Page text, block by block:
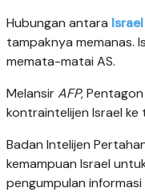
Hubungan antara Israel
tampaknya memanas.
memata-matai AS.
MelansirAFP,
kontraintelijen Israel
Badan Intelijen
kemampuan Israel
pengumpulan